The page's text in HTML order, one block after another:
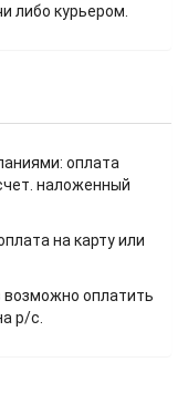
либо курьером.
оплата
наложенный
на карту или
возможно оплатить
р/с.